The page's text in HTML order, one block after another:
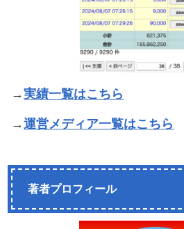
→実績一覧はこちら
→運営メディア一覧はこちら
著者プロフィール